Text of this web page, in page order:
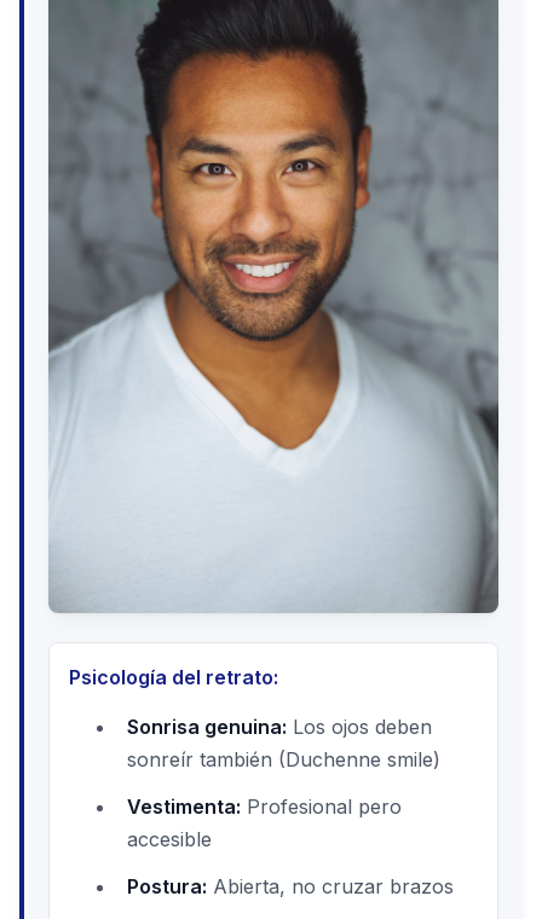
Psicología del retrato:
Sonrisa genuina: Los ojos deben
sonreír también (Duchenne smile)
Vestimenta: Profesional pero
accesible
Postura: Abierta, no cruzar brazos